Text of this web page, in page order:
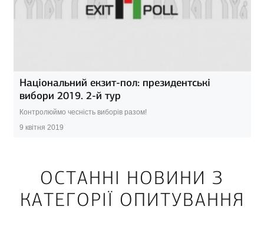
Національний екзит-пол: президентські
вибори 2019. 2-й тур
Контролюймо чесність виборів разом!
9 квітня 2019
ОСТАННІ НОВИНИ З
КАТЕГОРІЇ ОПИТУВАННЯ